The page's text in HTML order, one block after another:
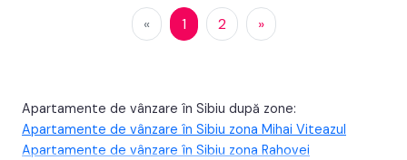
« 1 2 »
Apartamente de vânzare în Sibiu după zone:
Apartamente de vânzare în Sibiu zona Mihai Viteazul
Apartamente de vânzare în Sibiu zona Rahovei